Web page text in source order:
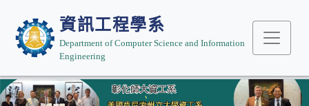
資訊工程學系
Department of Computer Science and Information
Engineering